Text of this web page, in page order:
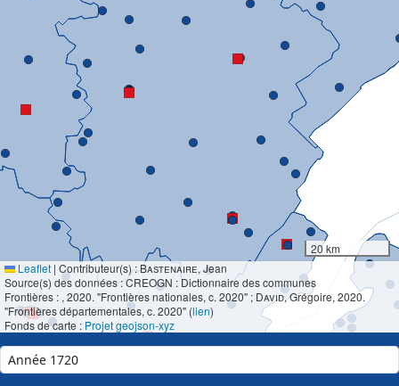
20 km
Leaflet | Contributeur(s) :Bastenaire, Jean
Source(s) des données : CREOGN : Dictionnaire des communes
Frontières : , 2020. "Frontières nationales, c. 2020" ; David, Grégoire, 2020.
"Frontières départementales, c. 2020" (lien)
Fonds de carte : Projet geojson-xyz